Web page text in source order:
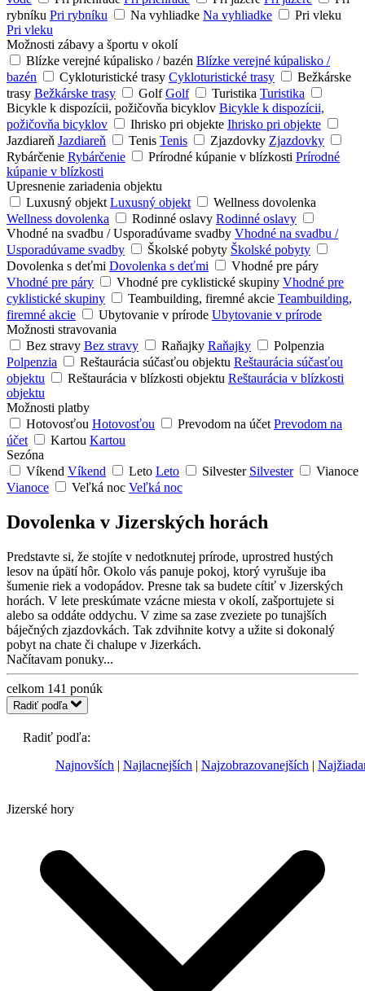
rybníku Pri rybníku Na vyhliadke Na vyhliadke
Pri vleku
Pri vleku
Možnosti zábavy a športu v okolí
Blízke verejné kúpalisko / bazén Blízke verejné kúpalisko /
bazén
Cykloturistické trasy Cykloturistické trasy
Bežkárske
trasy Bežkárske trasy Golf Golf Turistika Turistika
Bicykle k dispozícii, požičovňa bicyklov Bicykle k dispozícii,
požičovňa bicyklov
Ihrisko pri objekte Ihrisko pri objekte
Jazdiareň Jazdiareň Tenis Tenis Zjazdovky Zjazdovky
Rybárčenie Rybárčenie Prírodné kúpanie v blízkosti Prírodné
kúpanie v blízkosti
Upresnenie zariadenia objektu
Luxusný objekt Luxusný objekt
Wellness dovolenka
Wellness dovolenka
Rodinné oslavy Rodinné oslavy
Vhodné na svadbu / Usporadúvame svadby Vhodné na svadbu /
Usporadúvame svadby
Školské pobyty Školské pobyty
Dovolenka s deťmi Dovolenka s deťmi
Vhodné pre páry
Vhodné pre páry
Vhodné pre cyklistické skupiny Vhodné pre
cyklistické skupiny
Teambuilding, firemné akcie Teambuilding,
firemné akcie
Ubytovanie v prírode Ubytovanie v prírode
Možnosti stravovania
Bez stravy Bez stravy Raňajky Raňajky
Polpenzia
Polpenzia
Reštaurácia súčasťou objektu Reštaurácia súčasťou
objektu
Reštaurácia v blízkosti objektu Reštaurácia v blízkosti
objektu
Možnosti platby
Hotovosťou Hotovosťou Prevodom na účet Prevodom na
účet
Kartou Kartou
Sezóna
Víkend Víkend Leto Leto Silvester Silvester
Vianoce
Vianoce
Veľká noc Veľká noc
Dovolenka v Jizerských horách
Predstavte si, že stojíte v nedotknutej prírode, uprostred hustých
lesov na úpätí hôr. Okolo vás panuje pokoj, ktorý vyrušuje iba
šumenie riek a vodopádov. Presne tak sa budete cítiť v Jizerských
horách. V lete preskúmate vzácne miesta v okolí, zašportujete si
alebo sa oddáte oddychu. V zime sa zase zveziete po tunajších
báječných zjazdovkách. Tak zdvihnite kotvy a užite si dokonalý
pobyt na chate či chalupe v Jizerkách.
Načítavam ponuky...
celkom 141 ponúk
Radiť podľa
Radiť podľa:
Najnovších
Najlacnejších Najzobrazovanejších
Jizerské hory